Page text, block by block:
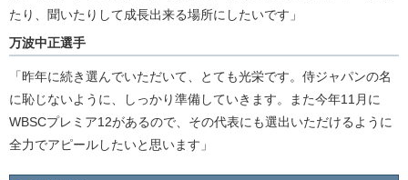
たり、聞いたりして成長出来る場所にしたいです」
万波中正選手
「昨年に続き選んでいただいて、とても光栄です。侍ジャパンの名
に恥じないように、しっかり準備していきます。また今年11月に
WBSCプレミア12があるので、その代表にも選出いただけるように
全力でアピールしたいと思います」